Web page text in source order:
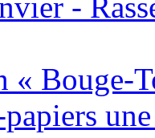
« Bouge-